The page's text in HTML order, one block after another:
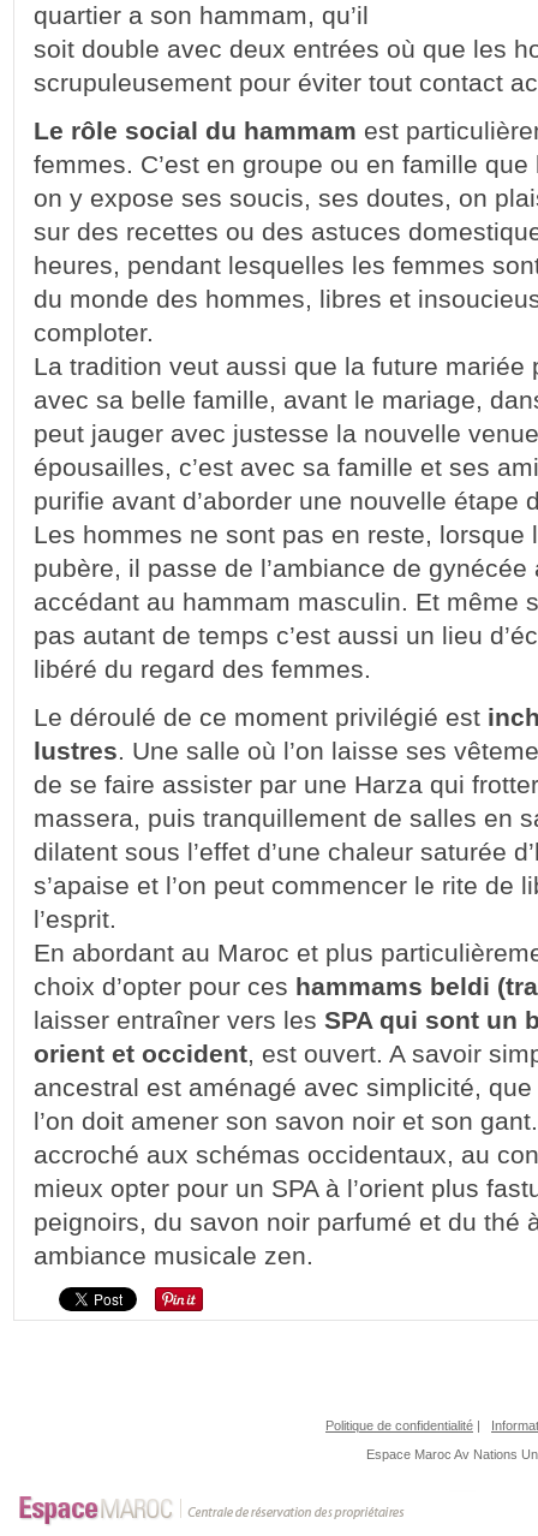
quartier a son hammam, qu’il
soit double avec deux entrées où que les
scrupuleusement pour éviter tout contact
Le rôle social du hammam est
femmes. C’est en groupe ou en famille que
on y expose ses soucis, ses doutes, on
sur des recettes ou des astuces
heures, pendant lesquelles les femmes
du monde des hommes, libres et
comploter.
La tradition veut aussi que la future mariée
avec sa belle famille, avant le mariage,
peut jauger avec justesse la nouvelle
épousailles, c’est avec sa famille et ses
purifie avant d’aborder une nouvelle étape
Les hommes ne sont pas en reste, lorsque
pubère, il passe de l’ambiance de
accédant au hammam masculin. Et même
pas autant de temps c’est aussi un lieu
libéré du regard des femmes.
Le déroulé de ce moment privilégié est
lustres. Une salle où l’on laisse ses
de se faire assister par une Harza qui
massera, puis tranquillement de salles en
dilatent sous l’effet d’une chaleur saturée
s’apaise et l’on peut commencer le rite de
l’esprit.
En abordant au Maroc et plus
choix d’opter pour ces hammams beldi
laisser entraîner vers les SPA qui sont un
orient et occident, est ouvert. A savoir
ancestral est aménagé avec simplicité, que
l’on doit amener son savon noir et son
accroché aux schémas occidentaux, au
mieux opter pour un SPA à l’orient plus
peignoirs, du savon noir parfumé et du thé
ambiance musicale zen.
Politique de confidentialité |
Espace Maroc Av Nations